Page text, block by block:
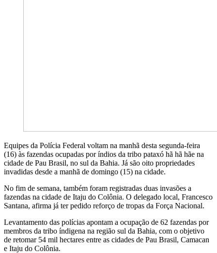
Equipes da Polícia Federal voltam na manhã desta segunda-feira
(16) às fazendas ocupadas por índios da tribo pataxó hã hã hãe na
cidade de Pau Brasil, no sul da Bahia. Já são oito propriedades
invadidas desde a manhã de domingo (15) na cidade.
No fim de semana, também foram registradas duas invasões a
fazendas na cidade de Itaju do Colônia. O delegado local, Francesco
Santana, afirma já ter pedido reforço de tropas da Força Nacional.
Levantamento das polícias apontam a ocupação de 62 fazendas por
membros da tribo índigena na região sul da Bahia, com o objetivo
de retomar 54 mil hectares entre as cidades de Pau Brasil, Camacan
e Itaju do Colônia.